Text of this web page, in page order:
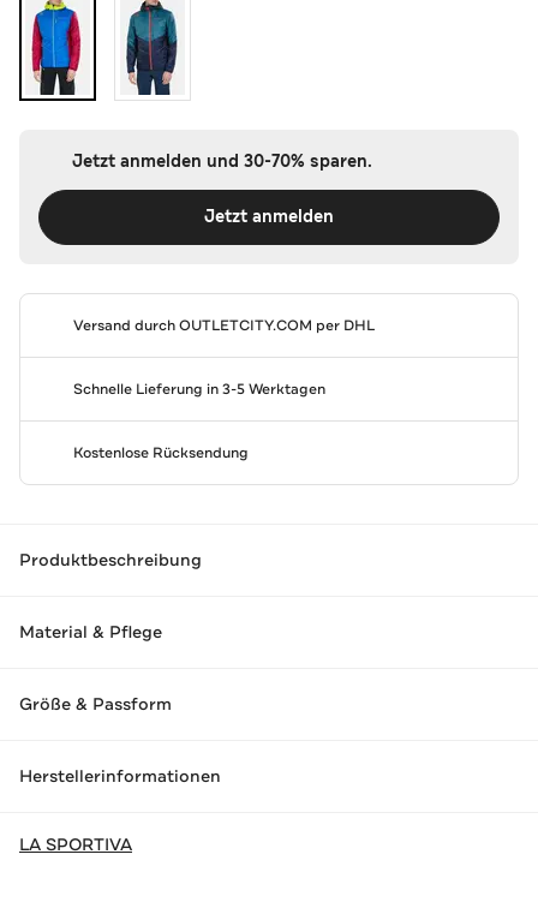
Jetzt anmelden und 30-70% sparen.
Jetzt anmelden
Versand durchOUTLETCITY.COM per DHL
Schnelle Lieferung in 3-5 Werktagen
Kostenlose Rücksendung
Produktbeschreibung
Material & Pflege
Größe & Passform
Herstellerinformationen
LA SPORTIVA